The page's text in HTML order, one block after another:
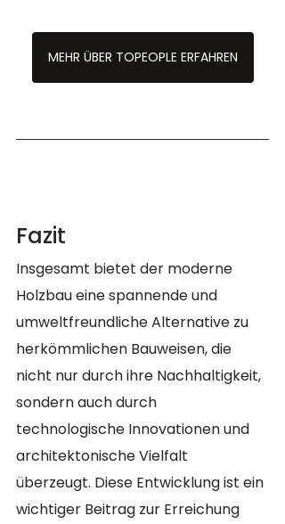
MEHR ÜBER TOPEOPLE ERFAHREN
Fazit
Insgesamt bietet der moderne
Holzbau eine spannende und
umweltfreundliche Alternative zu
herkömmlichen Bauweisen, die
nicht nur durch ihre Nachhaltigkeit,
sondern auch durch
technologische Innovationen und
architektonische Vielfalt
überzeugt. Diese Entwicklung ist ein
wichtiger Beitrag zur Erreichung